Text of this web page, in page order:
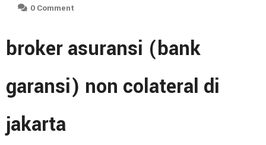
0 Comment
broker asuransi (bank
garansi) non colateral di
jakarta